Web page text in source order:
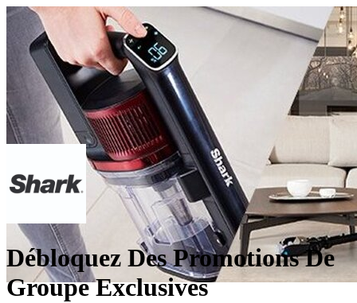
Débloquez Des Promotions De
Groupe Exclusives